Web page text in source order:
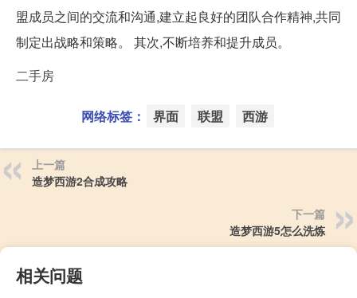
盟成员之间的交流和沟通,建立起良好的团队合作精神,共同
制定出战略和策略。 其次,不断培养和提升成员。
二手房
网络标签： 界面 联盟 西游
上一篇
造梦西游2合成攻略
下一篇
造梦西游5怎么洗炼
相关问题